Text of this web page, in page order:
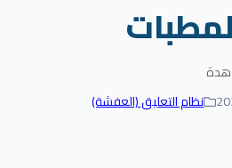
نظام التعليق (العفشة)